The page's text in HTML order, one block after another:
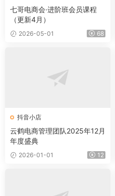
七哥电商会·进阶班会员课程
（更新4月）
2026-05-01 68
抖音小店
云鹤电商管理团队2025年12月
年度盛典
2026-01-01 12